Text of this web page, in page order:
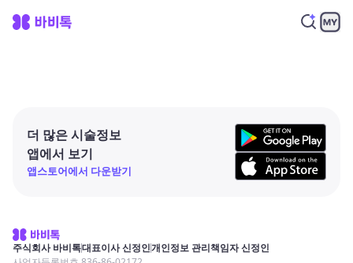
더 많은 시술정보
앱에서 보기
앱스토어에서 다운받기
주식회사 바비톡대표이사 신정인개인정보 관리책임자 신정인